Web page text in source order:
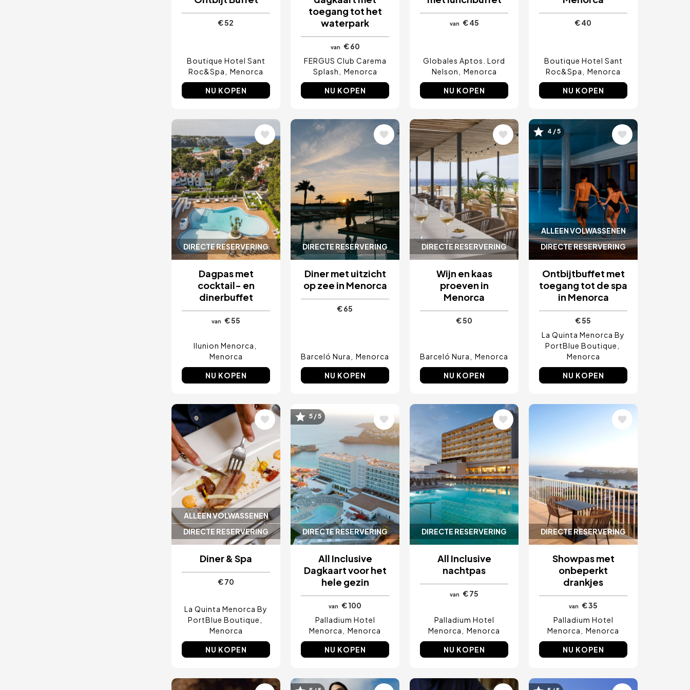
€ 52
Boutique Hotel Sant
Roc&Spa
Menorca
NU KOPEN
toegang tot het
waterpark
van € 60
FERGUS Club Carema
Splash
Menorca
NU KOPEN
van € 45
Globales Aptos. Lord
Nelson
Menorca
NU KOPEN
€ 40
Boutique Hotel Sant
Roc&Spa
Menorca
NU KOPEN
DIRECTE RESERVERING
Afbeelding
Dagpas met
cocktail- en
dinerbuffet
van € 55
Ilunion Menorca
Menorca
NU KOPEN
DIRECTE RESERVERING
Afbeelding
Diner met uitzicht
op zee in Menorca
€ 65
Barceló Nura Menorca
NU KOPEN
DIRECTE RESERVERING
Afbeelding
Wijn en kaas
proeven in
Menorca
€ 50
Barceló Nura Menorca
NU KOPEN
ALLEEN VOLWASSENEN
DIRECTE RESERVERING
Afbeelding
4 / 5
Ontbijtbuffet met
toegang tot de spa
in Menorca
€ 55
La Quinta Menorca By
PortBlue Boutique
Menorca
NU KOPEN
ALLEEN VOLWASSENEN
DIRECTE RESERVERING
Afbeelding
Diner & Spa
€ 70
La Quinta Menorca By
PortBlue Boutique
Menorca
NU KOPEN
DIRECTE RESERVERING
Afbeelding
5 / 5
All Inclusive
Dagkaart voor het
hele gezin
van
€ 100
Palladium Hotel
Menorca
Menorca
NU KOPEN
DIRECTE RESERVERING
Afbeelding
All Inclusive
nachtpas
van € 75
Palladium Hotel
Menorca
Menorca
NU KOPEN
DIRECTE RESERVERING
Afbeelding
Showpas met
onbeperkt
drankjes
van
€ 35
Palladium Hotel
Menorca
Menorca
NU KOPEN